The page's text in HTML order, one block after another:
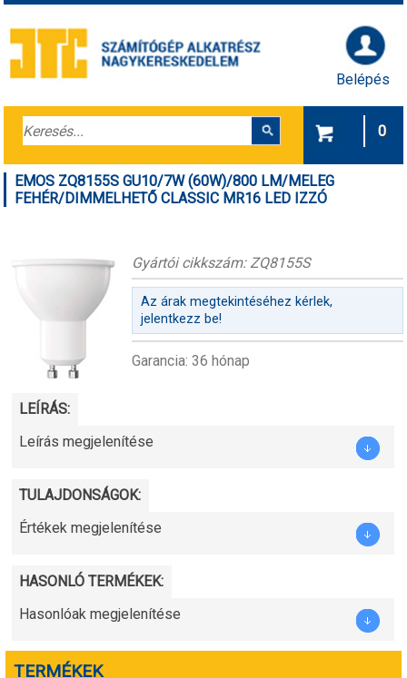
Belépés
0
EMOS ZQ8155S GU10/7W (60W)/800 LM/MELEG
FEHÉR/DIMMELHETŐ CLASSIC MR16 LED IZZÓ
Gyártói cikkszám: ZQ8155S
Az árak megtekintéséhez kérlek,
jelentkezz be!
Garancia: 36 hónap
LEÍRÁS:
Leírás megjelenítése
TULAJDONSÁGOK:
Értékek megjelenítése
HASONLÓ TERMÉKEK:
Hasonlóak megjelenítése
TERMÉKEK